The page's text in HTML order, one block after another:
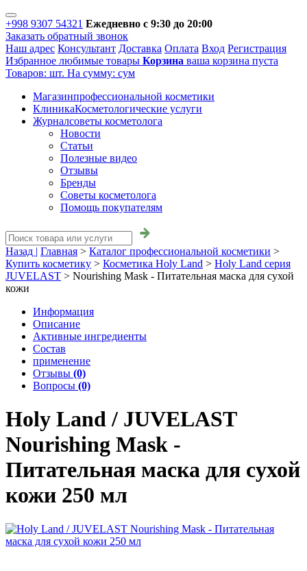
+998 9307 54321 Ежедневно с 9:30 до 20:00
Заказать обратный звонок
Наш адрес Консультант Доставка Оплата Вход Регистрация
Избранное любимые товары Корзина ваша корзина пуста
Товаров: шт. На сумму: сум
Магазинпрофессиональной косметики
КлиникаКосметологические услуги
Журналсоветы косметолога
Новости
Статьи
Полезные видео
Отзывы
Бренды
Советы косметолога
Помощь покупателям
Назад | Главная > Каталог профессиональной косметики >
Купить косметику > Косметика Holy Land > Holy Land серия
JUVELAST > Nourishing Mask - Питательная маска для сухой
кожи
Информация
Описание
Активные ингредиенты
Состав
применение
Отзывы (0)
Вопросы (0)
Holy Land / JUVELAST
Nourishing Mask -
Питательная маска для сухой
кожи 250 мл